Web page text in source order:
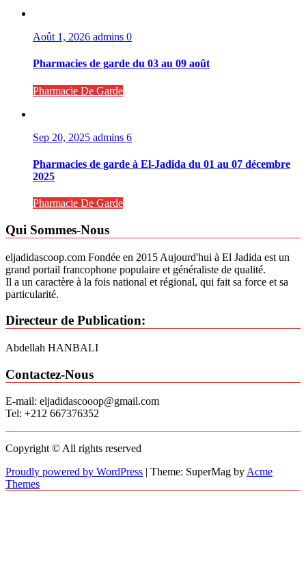
Août 1, 2026 admins 0
Pharmacies de garde du 03 au 09 août
Pharmacie De Garde
Sep 20, 2025 admins 6
Pharmacies de garde à El-Jadida du 01 au 07 décembre
2025
Pharmacie De Garde
Qui Sommes-Nous
eljadidascoop.com Fondée en 2015 Aujourd'hui à El Jadida est un
grand portail francophone populaire et généraliste de qualité.
Il a un caractère à la fois national et régional, qui fait sa force et sa
particularité.
Directeur de Publication:
Abdellah HANBALI
Contactez-Nous
E-mail: eljadidascooop@gmail.com
Tel: +212 667376352
Copyright © All rights reserved
Proudly powered by WordPress | Theme: SuperMag byAcme
Themes